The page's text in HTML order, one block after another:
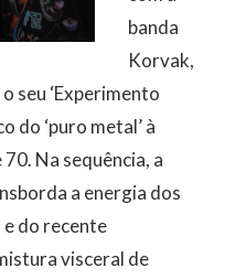
banda
Korvak,
seu ‘Experimento
do ‘puro metal’ à
Na sequência, a
a energia dos
e do recente
visceral de